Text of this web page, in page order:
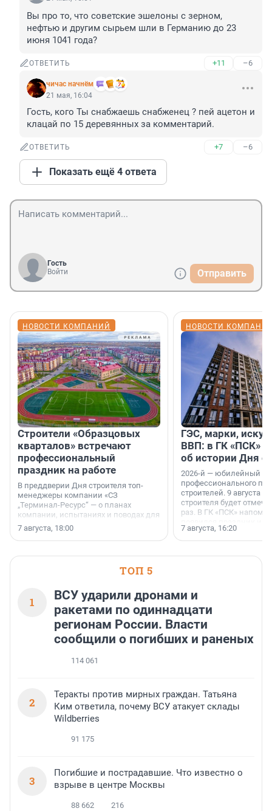
Вы про то, что советские эшелоны с зерном,
нефтью и другим сырьем шли в Германию до 23
июня 1041 года?
ОТВЕТИТЬ +11 –6
чичас начнём
21 мая, 16:04
Гость, кого Ты снабжаешь снабженец ? пей ацетон и
клацай по 15 деревянных за комментарий.
ОТВЕТИТЬ +7 –6
Показать ещё 4 ответа
Гость
Войти
Отправить
НОВОСТИ КОМПАНИЙ
Строители «Образцовых
кварталов» встречают
профессиональный
праздник на работе
В преддверии Дня строителя топ-
менеджеры компании «СЗ
„Терминал-Ресурс“ — о планах
компании, испытаниях и поводах для
осторожного оптимизма.
7 августа, 18:00
НОВОСТИ
ГЭС, марки,
ВВП: в ГК «ПСК»
об истории Дня
2026-й — юбилейный
профессионального
строителей. 9 августа
строителя будет
раз. В ГК «ПСК»
поменялась роль
7 августа, 16:20
ТОП 5
1
ВСУ ударили дронами и
ракетами по одиннадцати
регионам России. Власти
сообщили о погибших и раненых
114 061
2
Теракты против мирных граждан. Татьяна
Ким ответила, почему ВСУ атакует склады
Wildberries
91 175
3
Погибшие и пострадавшие. Что известно о
взрыве в центре Москвы
88 662 216